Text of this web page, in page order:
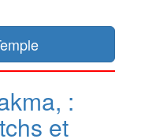
:
et